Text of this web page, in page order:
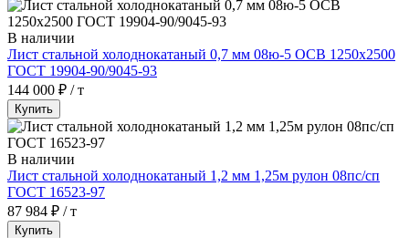
В наличии
Лист стальной холоднокатаный 0,7 мм 08ю-5 ОСВ 1250х2500
ГОСТ 19904-90/9045-93
144 000 ₽ / т
Купить
В наличии
Лист стальной холоднокатаный 1,2 мм 1,25м рулон 08пс/сп
ГОСТ 16523-97
87 984 ₽ / т
Купить